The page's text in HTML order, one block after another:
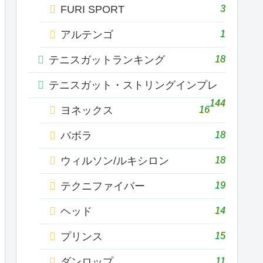
FURI SPORT 3
アルテンゴ 1
テニスガットランキング 18
テニスガット・ストリングインプレ
144
ヨネックス 16
バボラ 18
ウィルソン/ルキシロン 18
テクニファイバー 19
ヘッド 14
プリンス 15
11